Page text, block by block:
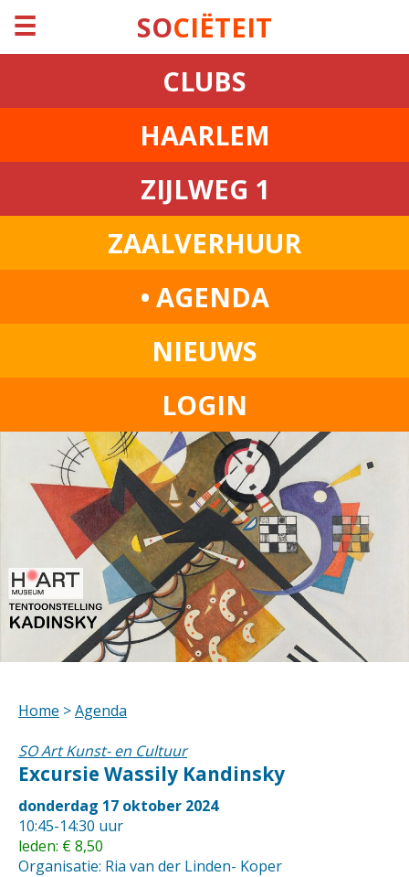
☰ SOCIËTEIT
CLUBS
HAARLEM
ZIJLWEG 1
ZAALVERHUUR
• AGENDA
NIEUWS
LOGIN
Home >Agenda
SO Art Kunst- en Cultuur
Excursie Wassily Kandinsky
donderdag 17 oktober 2024
10:45-14:30 uur
leden: € 8,50
Organisatie: Ria van der Linden- Koper